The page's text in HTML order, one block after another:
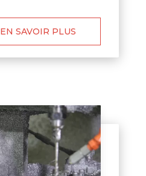
EN SAVOIR PLUS